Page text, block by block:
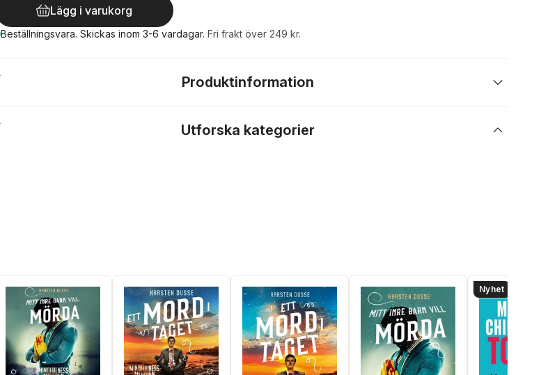
Lägg i varukorg
Beställningsvara. Skickas inom 3-6 vardagar. Fri frakt över 249 kr.
Produktinformation
Utforska kategorier
Nyhet